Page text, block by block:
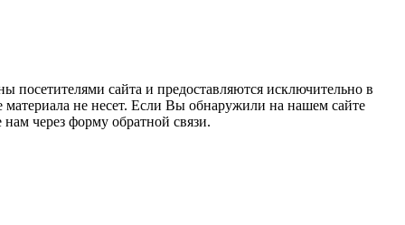
сайта и предоставляются исключительно в
материала не несет. Если Вы обнаружили на нашем сайте
через форму обратной связи.